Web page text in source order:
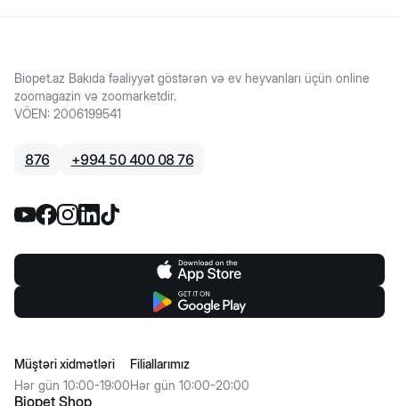
Biopet.az Bakıda fəaliyyət göstərən və ev heyvanları üçün online
zoomagazin və zoomarketdir.
VÖEN: 2006199541
876 +994 50 400 08 76
Biopet Shop
Müştəri xidmətləri
Hər gün 10:00-19:00
Filiallarımız
Hər gün 10:00-20:00